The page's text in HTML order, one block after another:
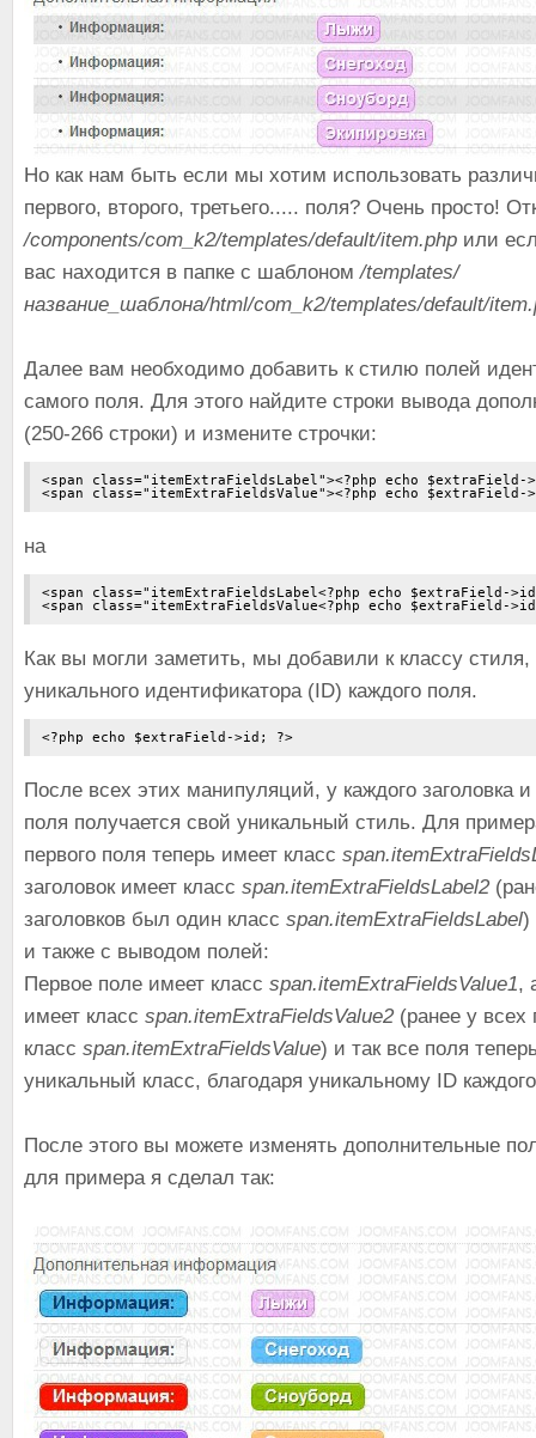
Но как нам быть если мы хотим использовать
первого, второго, третьего..... поля? Очень просто!
/components/com_k2/templates/default/item.php или
вас находится в папке с шаблоном/templates/
название_шаблона/html/com_k2/templates/default/
Далее вам необходимо добавить к стилю полей
самого поля. Для этого найдите строки вывода
(250-266 строки) и измените строчки:
<span class="itemExtraFieldsLabel"><?php echo $extraField-
на
<span class="itemExtraFieldsLabel<?php echo $extraField-
Как вы могли заметить, мы добавили к классу стиля,
уникального идентификатора (ID) каждого поля.
После всех этих манипуляций, у каждого заголовка и
поля получается свой уникальный стиль. Для
первого поля теперь имеет класс
заголовок имеет класс span.itemExtraFieldsLabel2
заголовков был один класс span.itemExtraFieldsLabel)
и также с выводом полей:
Первое поле имеет класс span.itemExtraFieldsValue1,
имеет класс span.itemExtraFieldsValue2 (ранее у
класс span.itemExtraFieldsValue) и так все поля
уникальный класс, благодаря уникальному ID
После этого вы можете изменять дополнительные
для примера я сделал так: